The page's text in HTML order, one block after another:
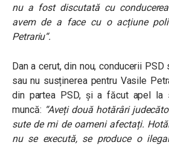
nu a fost discutată cu
avem de a face cu o acțiune
Petrariu“.
Dan a cerut, din nou, conducerii
sau nu susținerea pentru Vasile
din partea PSD, și a făcut apel la
muncă: “Aveți două hotărâri
sute de mi de oameni afectați.
nu se execută, se produce o